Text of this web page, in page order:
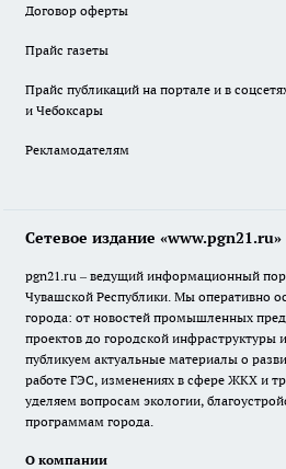
Договор оферты
Прайс газеты
Прайс публикаций на портале и в
и Чебоксары
Рекламодателям
Сетевое издание «www.pgn21.ru»
pgn21.ru – ведущий информационный
Чувашской Республики. Мы оперативно
города: от новостей промышленных
проектов до городской инфраструктуры
публикуем актуальные материалы о
работе ГЭС, изменениях в сфере ЖКХ и
уделяем вопросам экологии,
программам города.
О компании